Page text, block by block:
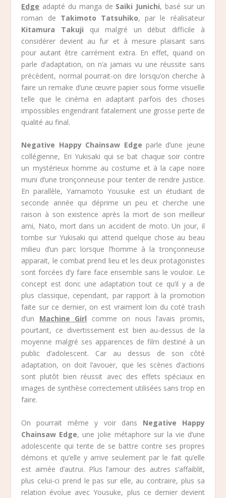
Edge adapté du manga de Saiki Junichi, basé sur un
roman de Takimoto Tatsuhiko, par le réalisateur
Kitamura Takuji qui malgré un début difficile à
considérer devient au fur et à mesure plaisant sans
pour autant être carrément extra. En effet, quand on
parle d’adaptation, on n’a jamais vu une réussite sans
précédent, normal pourrait-on dire lorsqu’on cherche à
faire un remake d’une œuvre papier sous forme visuelle
telle que le cinéma en adaptant parfois des choses
impossibles engendrant fatalement une grosse perte de
qualité au final.
Negative Happy Chainsaw Edge parle d’une jeune
collégienne, Eri Yukisaki qui se bat chaque soir contre
un mystérieux homme au costume et à la cape noire
muni d’une tronçonneuse pour tenter de rendre justice.
En parallèle, Yamamoto Yousuke est un étudiant de
seconde année qui déprime un peu et cherche une
raison à son existence après la mort de son meilleur
ami, Nato, mort dans un accident de moto. Un jour, il
tombe sur Yukisaki qui attend quelque chose au beau
milieu d’un parc lorsque l’homme à la tronçonneuse
apparait, le combat prend lieu et les deux protagonistes
sont forcées d’y faire face ensemble sans le vouloir. Le
concept est donc une adaptation tout ce qu’il y a de
plus classique, cependant, par rapport à la promotion
faite sur ce dernier, on est vraiment loin du coté trash
d’un Machine Girl comme on nous l’avais promis,
pourtant, ce divertissement est bien au-dessus de la
moyenne malgré ses apparences de film destiné à un
public d’adolescent. Car au dessus de son côté
adaptation, on doit l’avouer, que les scènes d’actions
sont plutôt bien réussit avec des effets spéciaux en
images de synthèse correctement utilisées sans trop en
faire.
On pourrait même y voir dans Negative Happy
Chainsaw Edge, une jolie métaphore sur la vie d’une
adolescente qui tente de se battre contre ses propres
démons et qu’elle y arrive seulement par le fait qu’elle
est aimée d’autrui. Plus l’amour des autres s’affaiblit,
plus celui-ci prend le pas sur elle, au contraire, plus sa
relation évolue avec Yousuke, plus ce dernier devient